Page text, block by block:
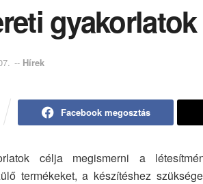
gyakorlatok
-- Hírek
Facebook megosztás
célja megismerni a
termékeket, a készítéshez